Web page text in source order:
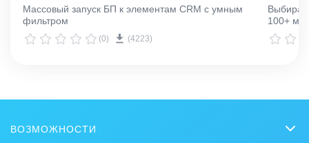
Массовый запуск БП к элементам CRM с умным
фильтром
(0) (4223)
100+
ВОЗМОЖНОСТИ